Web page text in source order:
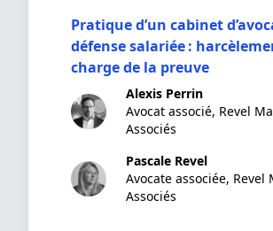
Pratique d’un cabinet
défense salariée :
charge de la preuve
Alexis Perrin
Avocat associé, Revel
Associés
Pascale Revel
Avocate associée, Revel
Associés